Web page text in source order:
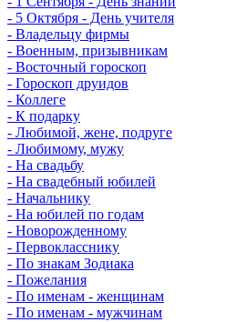
- 5 Октября - День учителя
- Владельцу фирмы
- Военным, призывникам
- Восточный гороскоп
- Гороскоп друидов
- Коллеге
- К подарку
- Любимой, жене, подруге
- Любимому, мужу
- На свадьбу
- На свадебный юбилей
- Начальнику
- На юбилей по годам
- Новорожденному
- Первокласснику
- По знакам Зодиака
- Пожелания
- По именам - женщинам
- По именам - мужчинам